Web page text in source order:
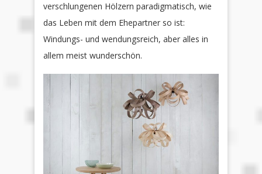
verschlungenen Hölzern paradigmatisch, wie
das Leben mit dem Ehepartner so ist:
Windungs- und wendungsreich, aber alles in
allem meist wunderschön.